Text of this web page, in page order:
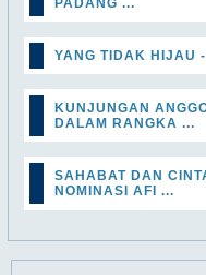
PADANG ...
YANG TIDAK HIJAU
KUNJUNGAN
DALAM RANGKA ...
SAHABAT DAN
NOMINASI AFI ...